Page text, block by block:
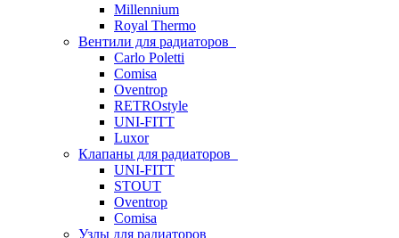
Millennium
Royal Thermo
Вентили для радиаторов
Carlo Poletti
Comisa
Oventrop
RETROstyle
UNI-FITT
Luxor
Клапаны для радиаторов
UNI-FITT
STOUT
Oventrop
Comisa
Узлы для радиаторов